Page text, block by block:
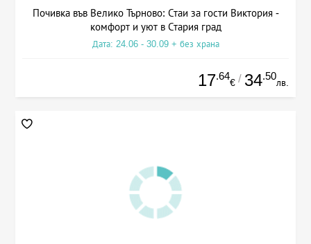
Почивка във Велико Търново: Стаи за гости Виктория -
комфорт и уют в Стария град
Дата: 24.06 - 30.09 + без храна
17.64
€ / 34.50
лв.